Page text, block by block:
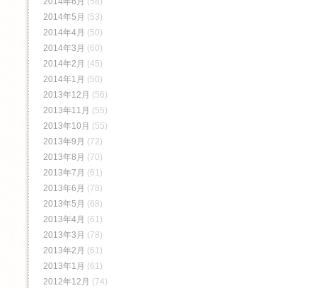
2014年5月 (53)
2014年4月 (50)
2014年3月 (60)
2014年2月 (45)
2014年1月 (50)
2013年12月 (56)
2013年11月 (55)
2013年10月 (55)
2013年9月 (72)
2013年8月 (70)
2013年7月 (61)
2013年6月 (78)
2013年5月 (68)
2013年4月 (61)
2013年3月 (78)
2013年2月 (61)
2013年1月 (61)
2012年12月 (74)